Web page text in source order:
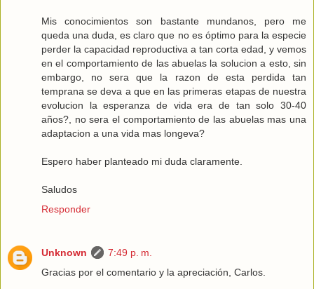
Mis conocimientos son bastante mundanos, pero me
queda una duda, es claro que no es óptimo para la especie
perder la capacidad reproductiva a tan corta edad, y vemos
en el comportamiento de las abuelas la solucion a esto, sin
embargo, no sera que la razon de esta perdida tan
temprana se deva a que en las primeras etapas de nuestra
evolucion la esperanza de vida era de tan solo 30-40
años?, no sera el comportamiento de las abuelas mas una
adaptacion a una vida mas longeva?
Espero haber planteado mi duda claramente.
Saludos
Responder
Unknown
7:49 p. m.
Gracias por el comentario y la apreciación, Carlos.